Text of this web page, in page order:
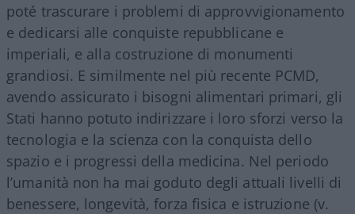
poté trascurare i problemi di approvvigionamento
e dedicarsi alle conquiste repubblicane e
imperiali, e alla costruzione di monumenti
grandiosi. E similmente nel più recente PCMD,
avendo assicurato i bisogni alimentari primari, gli
Stati hanno potuto indirizzare i loro sforzi verso la
tecnologia e la scienza con la conquista dello
spazio e i progressi della medicina. Nel periodo
l’umanità non ha mai goduto degli attuali livelli di
benessere, longevità, forza fisica e istruzione (v.